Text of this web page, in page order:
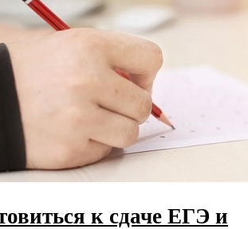
к сдаче ЕГЭ и